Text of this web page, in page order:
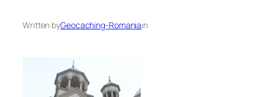
Written byGeocaching-Romaniain